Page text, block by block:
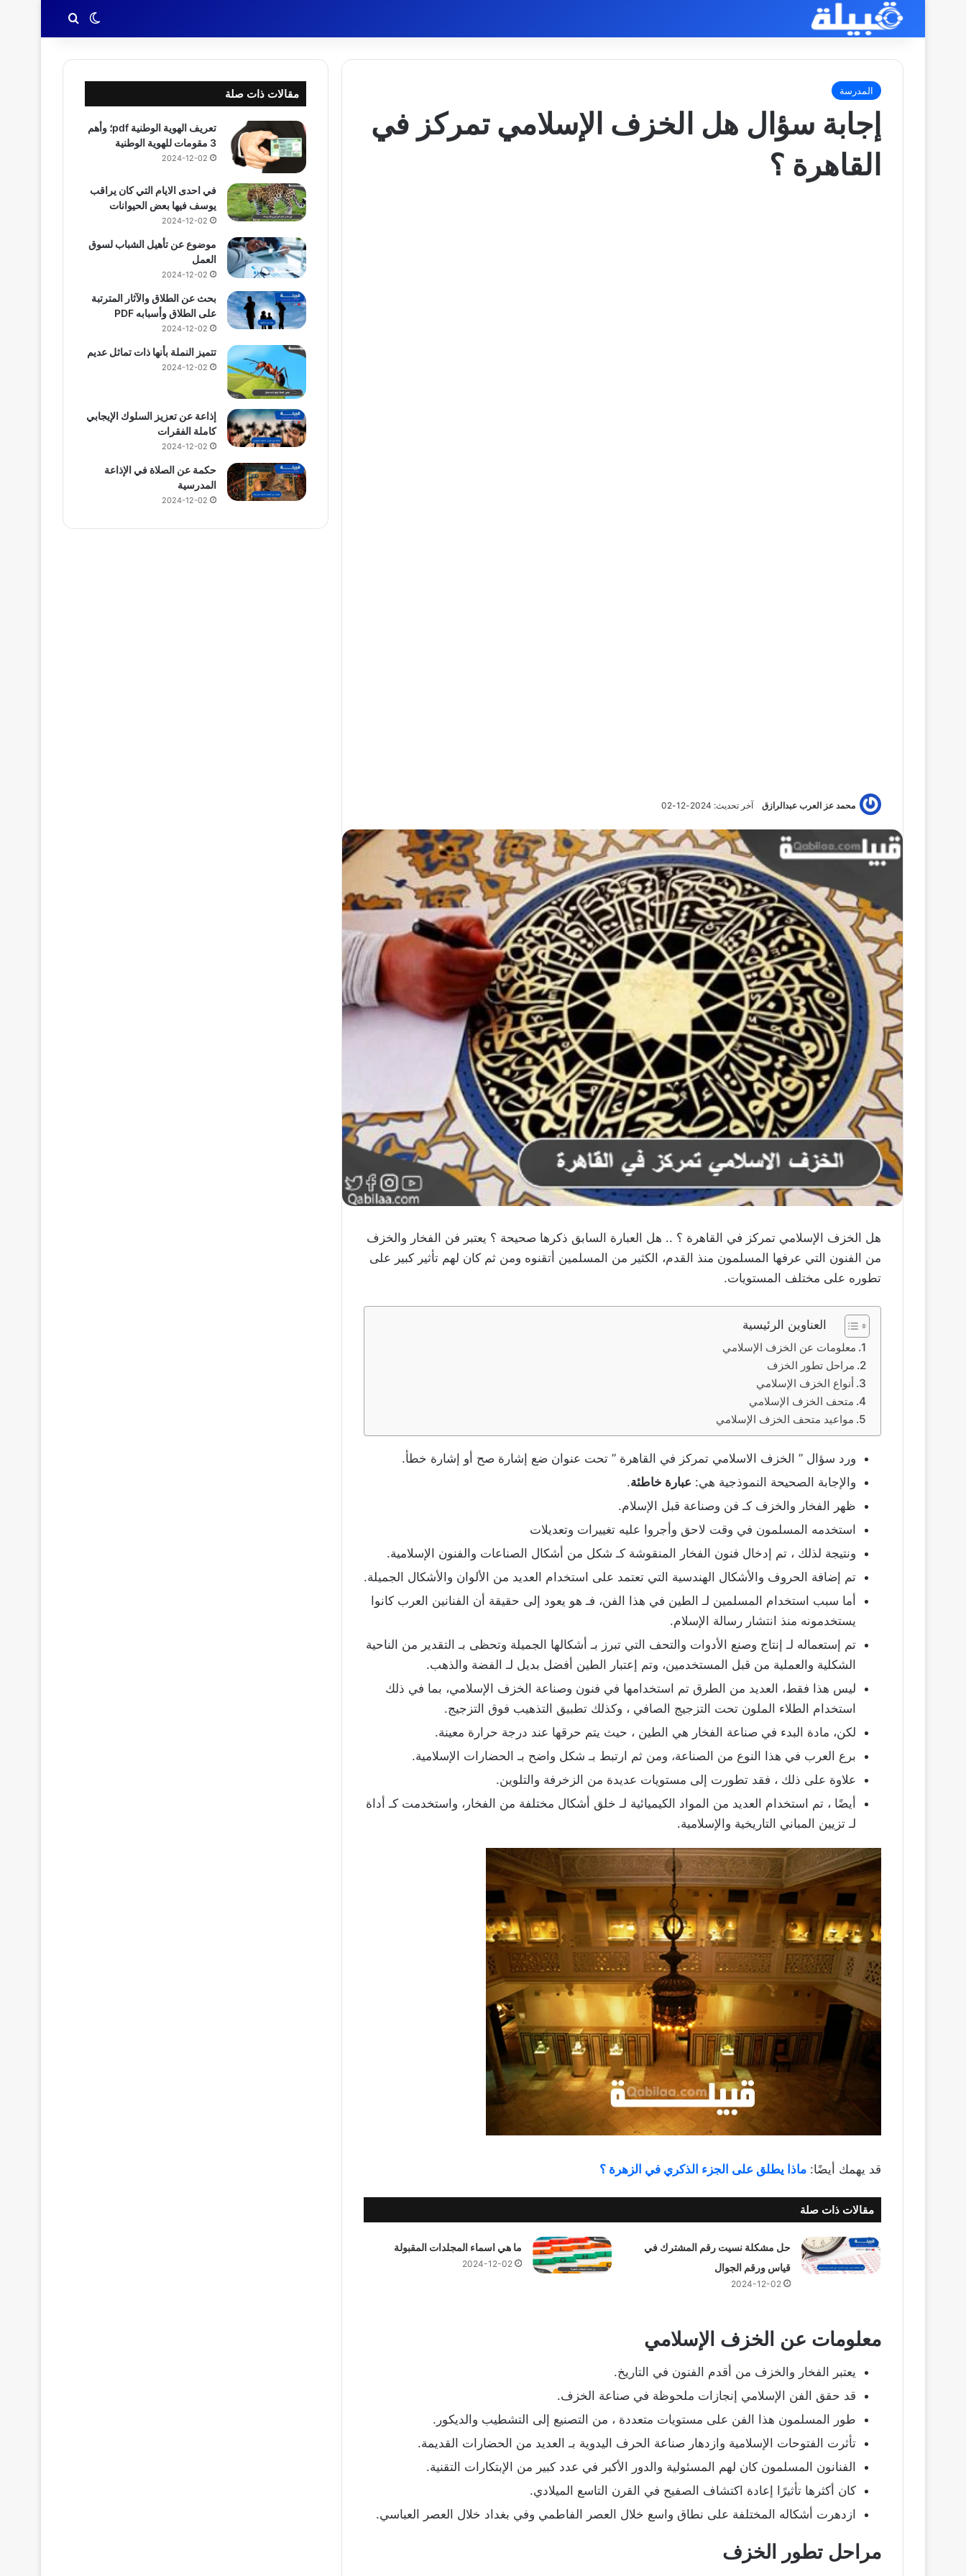
الوضع المظلم
بحث عن
المدرسة
إجابة سؤال هل الخزف الإسلامي تمركز في
القاهرة ؟
محمد عز العرب عبدالرازق آخر تحديث: 2024-12-02
هل الخزف الإسلامي تمركز في القاهرة ؟ .. هل العبارة السابق ذكرها صحيحة ؟ يعتبر فن الفخار والخزف
من الفنون التي عرفها المسلمون منذ القدم، الكثير من المسلمين أتقنوه ومن ثم كان لهم تأثير كبير على
تطوره على مختلف المستويات.
العناوين الرئيسية
معلومات عن الخزف الإسلامي
مراحل تطور الخزف
أنواع الخزف الإسلامي
متحف الخزف الإسلامي
مواعيد متحف الخزف الإسلامي
ورد سؤال ” الخزف الاسلامي تمركز في القاهرة ” تحت عنوان ضع إشارة صح أو إشارة خطأ.
والإجابة الصحيحة النموذجية هي: عبارة خاطئة.
ظهر الفخار والخزف كـ فن وصناعة قبل الإسلام.
استخدمه المسلمون في وقت لاحق وأجروا عليه تغييرات وتعديلات
ونتيجة لذلك ، تم إدخال فنون الفخار المنقوشة كـ شكل من أشكال الصناعات والفنون الإسلامية.
تم إضافة الحروف والأشكال الهندسية التي تعتمد على استخدام العديد من الألوان والأشكال الجميلة.
أما سبب استخدام المسلمين لـ الطين في هذا الفن، فـ هو يعود إلى حقيقة أن الفنانين العرب كانوا
يستخدمونه منذ انتشار رسالة الإسلام.
تم إستعماله لـ إنتاج وصنع الأدوات والتحف التي تبرز بـ أشكالها الجميلة وتحظى بـ التقدير من الناحية
الشكلية والعملية من قبل المستخدمين، وتم إعتبار الطين أفضل بديل لـ الفضة والذهب.
ليس هذا فقط، العديد من الطرق تم استخدامها في فنون وصناعة الخزف الإسلامي، بما في ذلك
استخدام الطلاء الملون تحت التزجيج الصافي ، وكذلك تطبيق التذهيب فوق التزجيج.
لكن، مادة البدء في صناعة الفخار هي الطين ، حيث يتم حرقها عند درجة حرارة معينة.
برع العرب في هذا النوع من الصناعة، ومن ثم ارتبط بـ شكل واضح بـ الحضارات الإسلامية.
علاوة على ذلك ، فقد تطورت إلى مستويات عديدة من الزخرفة والتلوين.
أيضًا ، تم استخدام العديد من المواد الكيميائية لـ خلق أشكال مختلفة من الفخار، واستخدمت كـ أداة
لـ تزيين المباني التاريخية والإسلامية.
قد يهمك أيضًا: ماذا يطلق على الجزء الذكري في الزهرة ؟
مقالات ذات صلة
حل مشكلة نسيت رقم المشترك في
قياس ورقم الجوال
2024-12-02
ما هي اسماء المجلدات المقبولة
2024-12-02
معلومات عن الخزف الإسلامي
يعتبر الفخار والخزف من أقدم الفنون في التاريخ.
قد حقق الفن الإسلامي إنجازات ملحوظة في صناعة الخزف.
طور المسلمون هذا الفن على مستويات متعددة ، من التصنيع إلى التشطيب والديكور.
تأثرت الفتوحات الإسلامية وازدهار صناعة الحرف اليدوية بـ العديد من الحضارات القديمة.
الفنانون المسلمون كان لهم المسئولية والدور الأكبر في عدد كبير من الإبتكارات التقنية.
كان أكثرها تأثيرًا إعادة اكتشاف الصفيح في القرن التاسع الميلادي.
ازدهرت أشكاله المختلفة على نطاق واسع خلال العصر الفاطمي وفي بغداد خلال العصر العباسي.
مراحل تطور الخزف
مقالات ذات صلة
تعريف الهوية الوطنية pdf؛ وأهم
3 مقومات للهوية الوطنية
2024-12-02
في احدى الايام التي كان يراقب
يوسف فيها بعض الحيوانات
2024-12-02
موضوع عن تأهيل الشباب لسوق
العمل
2024-12-02
بحث عن الطلاق والآثار المترتبة
على الطلاق وأسبابه PDF
2024-12-02
تتميز النملة بأنها ذات تماثل عديم
2024-12-02
إذاعة عن تعزيز السلوك الإيجابي
كاملة الفقرات
2024-12-02
حكمة عن الصلاة في الإذاعة
المدرسية
2024-12-02